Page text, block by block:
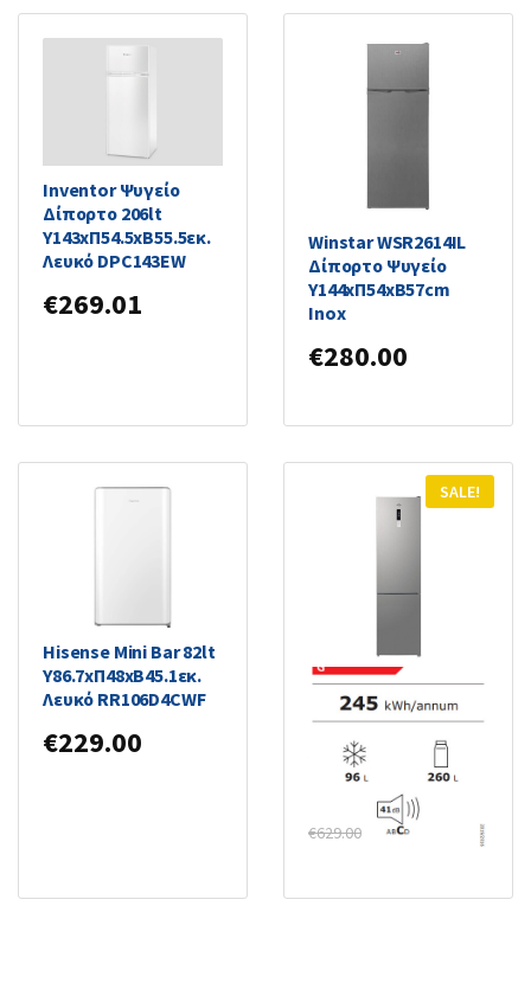
Inventor Ψυγείο
Δίπορτο 206lt
Υ143xΠ54.5xΒ55.5εκ.
Λευκό DPC143EW
€269.01
Winstar WSR2614IL
Δίπορτο Ψυγείο
Υ144xΠ54xΒ57cm
Inox
€280.00
Hisense Mini Bar 82lt
Υ86.7xΠ48xΒ45.1εκ.
Λευκό RR106D4CWF
€229.00
SALE!
Juro-Pro
Ψυγειοκαταψύκτης
356lt NoFrost
Υ200xΠ59.5xΒ63.5εκ.
Inox C-377-IX-NF
€629.00 €549.00